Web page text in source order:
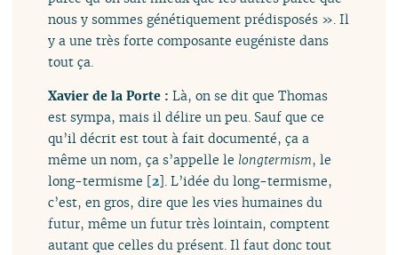
nous y sommes génétiquement prédisposés ». Il
y a une très forte composante eugéniste dans
tout ça.
Xavier de la Porte :Là, on se dit que Thomas
est sympa, mais il délire un peu. Sauf que ce
qu’il décrit est tout à fait documenté, ça a
même un nom, ça s’appelle le longtermism, le
long-termisme [2]. L’idée du long-termisme,
c’est, en gros, dire que les vies humaines du
futur, même un futur très lointain, comptent
autant que celles du présent. Il faut donc tout